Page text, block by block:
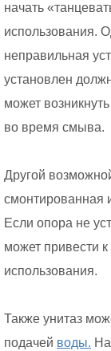
начать
использования.
неправильная
установлен
может
во время смыва.
Другой
смонтированная
Если опора не
может привести
использования.
Также унитаз
подачей воды.